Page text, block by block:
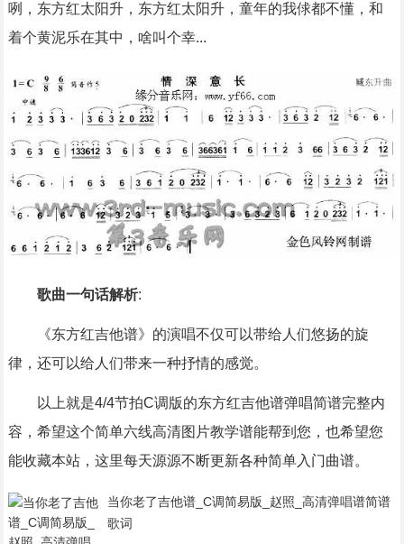
咧，东方红太阳升，东方红太阳升，童年的我俅都不懂，和
着个黄泥乐在其中，啥叫个幸...
歌曲一句话解析:
《东方红吉他谱》的演唱不仅可以带给人们悠扬的旋
律，还可以给人们带来一种抒情的感觉。
以上就是4/4节拍C调版的东方红吉他谱弹唱简谱完整内
容，希望这个简单六线高清图片教学谱能帮到您，也希望您
能收藏本站，这里每天源源不断更新各种简单入门曲谱。
当你老了吉他谱_C调简易版_赵照_高清弹唱谱简谱
歌词